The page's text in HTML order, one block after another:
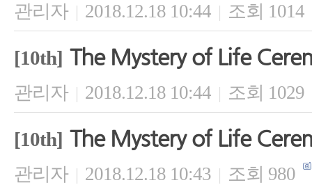
관리자 | 2018.12.18 10:44 | 조회 1014
[10th] The Mystery of Life
관리자 | 2018.12.18 10:44 | 조회 1029
[10th] The Mystery of Life
관리자 | 2018.12.18 10:43 | 조회 980